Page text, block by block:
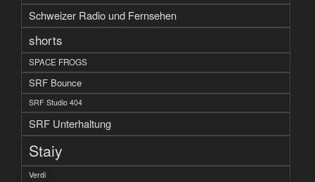
Schweizer Radio und Fernsehen
shorts
SPACE FROGS
SRF Bounce
SRF Studio 404
SRF Unterhaltung
Staiy
Verdi